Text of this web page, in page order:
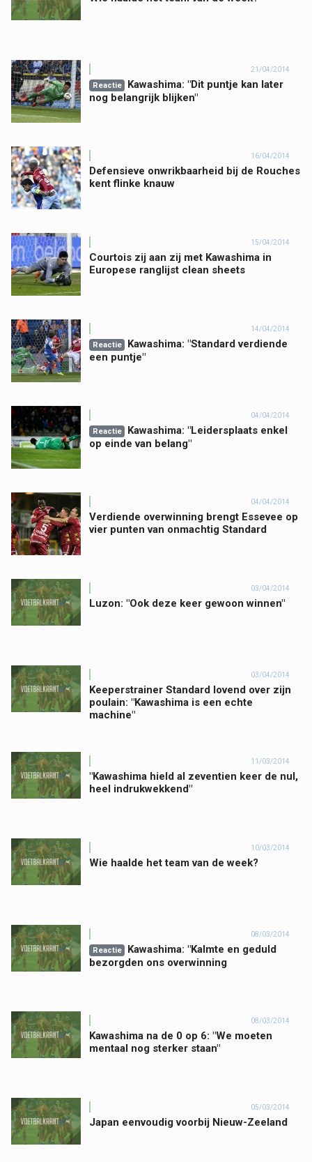
21/04/2014
Reactie
Kawashima: "Dit puntje kan later
nog belangrijk blijken"
16/04/2014
Defensieve onwrikbaarheid bij de Rouches
kent flinke knauw
15/04/2014
Courtois zij aan zij met Kawashima in
Europese ranglijst clean sheets
14/04/2014
Reactie
Kawashima: "Standard verdiende
een puntje"
04/04/2014
Reactie
Kawashima: "Leidersplaats enkel
op einde van belang"
04/04/2014
Verdiende overwinning brengt Essevee op
vier punten van onmachtig Standard
03/04/2014
Luzon: "Ook deze keer gewoon winnen"
03/04/2014
Keeperstrainer Standard lovend over zijn
poulain: "Kawashima is een echte
machine"
11/03/2014
"Kawashima hield al zeventien keer de nul,
heel indrukwekkend"
10/03/2014
Wie haalde het team van de week?
08/03/2014
Reactie
Kawashima: "Kalmte en geduld
bezorgden ons overwinning
08/03/2014
Kawashima na de 0 op 6: "We moeten
mentaal nog sterker staan"
05/03/2014
Japan eenvoudig voorbij Nieuw-Zeeland